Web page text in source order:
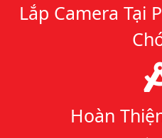
Lắp Camera Tại
Hoàn